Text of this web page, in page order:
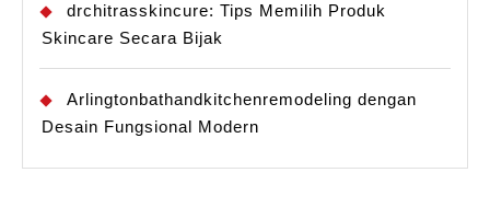
drchitrasskincure: Tips Memilih Produk
Skincare Secara Bijak
Arlingtonbathandkitchenremodeling dengan
Desain Fungsional Modern